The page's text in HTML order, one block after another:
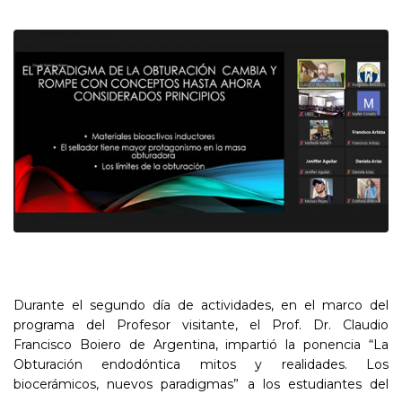
Durante el segundo día de actividades, en el marco del
programa del Profesor visitante, el Prof. Dr. Claudio
Francisco Boiero de Argentina, impartió la ponencia “La
Obturación endodóntica mitos y realidades. Los
biocerámicos, nuevos paradigmas” a los estudiantes del